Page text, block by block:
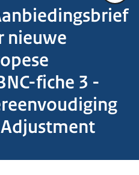
nieuwe
fiche 3 -